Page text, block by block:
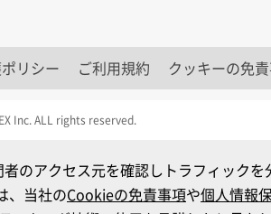
リシー ご利用規約 クッキーの免
Inc. ALL rights reserved.
のアクセス元を確認しトラフィック
、当社のCookieの免責事項や個人情報